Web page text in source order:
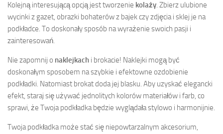
Kolejną interesującą opcją jest tworzenie kolaży. Zbierz ulubione
wycinki z gazet, obrazki bohaterów z bajek czy zdjęcia i sklej je na
podkładce. To doskonały sposób na wyrażenie swoich pasji i
zainteresowań.
Nie zapomnij o naklejkach i brokacie! Naklejki mogą być
doskonałym sposobem na szybkie i efektowne ozdobienie
podkładki. Natomiast brokat doda jej blasku. Aby uzyskać elegancki
efekt, staraj się używać jednolitych kolorów materiałów i farb, co
sprawi, że Twoja podkładka będzie wyglądała stylowo i harmonijnie.
Twoja podkładka może stać się niepowtarzalnym akcesorium,